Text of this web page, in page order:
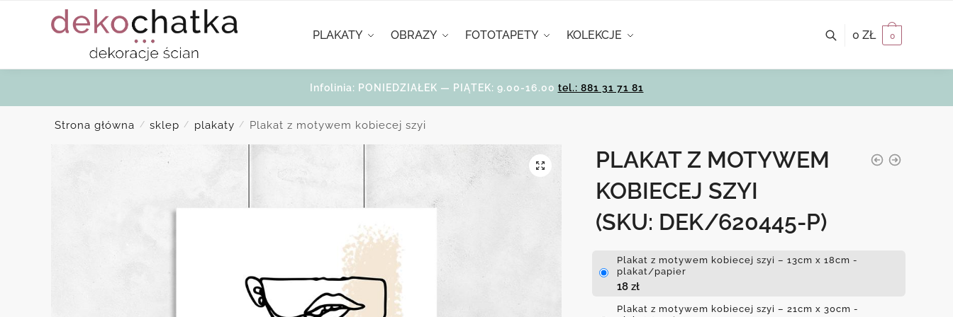
PLAKATY OBRAZY FOTOTAPETY KOLEKCJE 0 ZŁ 0
Infolinia: PONIEDZIAŁEK — PIĄTEK: 9.00-16.00 tel.: 881 31 71 81
Strona główna / sklep / plakaty / Plakat z motywem kobiecej szyi
PLAKAT Z MOTYWEM
KOBIECEJ SZYI
(SKU: DEK/620445-P)
Plakat z motywem kobiecej szyi – 13cm x 18cm -
plakat/papier
18 zł
Plakat z motywem kobiecej szyi – 21cm x 30cm -